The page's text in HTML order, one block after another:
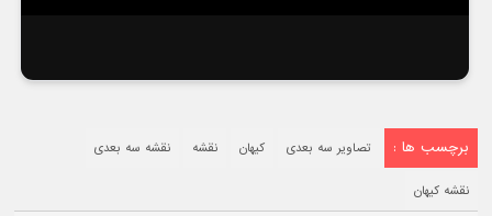
برچسب ها : تصاویر سه بعدی کیهان نقشه نقشه سه بعدی
نقشه کیهان